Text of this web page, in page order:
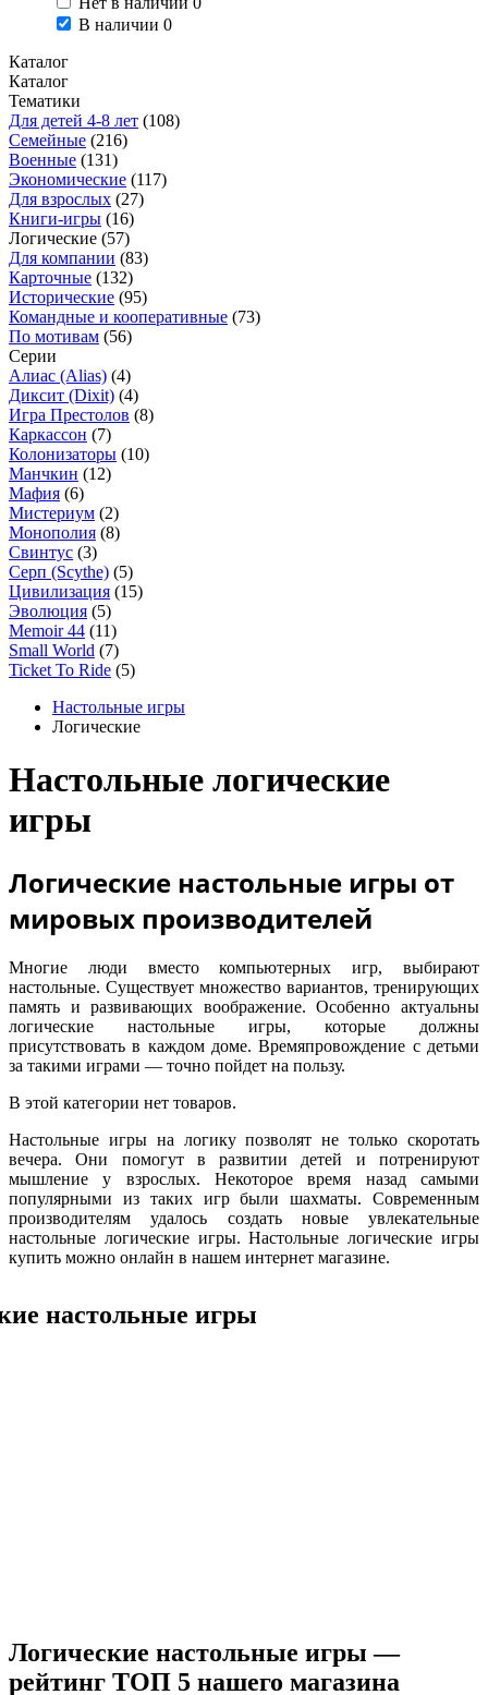
В наличии 0
Каталог
Каталог
Тематики
Для детей 4-8 лет (108)
Семейные (216)
Военные (131)
Экономические (117)
Для взрослых (27)
Книги-игры (16)
Логические (57)
Для компании (83)
Карточные (132)
Исторические (95)
Командные и кооперативные (73)
По мотивам (56)
Серии
Алиас (Alias) (4)
Диксит (Dixit) (4)
Игра Престолов (8)
Каркассон (7)
Колонизаторы (10)
Манчкин (12)
Мафия (6)
Мистериум (2)
Монополия (8)
Свинтус (3)
Серп (Scythe) (5)
Цивилизация (15)
Эволюция (5)
Memoir 44 (11)
Small World (7)
Ticket To Ride (5)
Настольные игры
Логические
Настольные логические
игры
Логические настольные игры от
мировых производителей
Многие люди вместо компьютерных игр, выбирают
настольные. Существует множество вариантов, тренирующих
память и развивающих воображение. Особенно актуальны
логические настольные игры, которые должны
присутствовать в каждом доме. Времяпровождение с детьми
за такими играми — точно пойдет на пользу.
В этой категории нет товаров.
Настольные игры на логику позволят не только скоротать
вечера. Они помогут в развитии детей и потренируют
мышление у взрослых. Некоторое время назад самыми
популярными из таких игр были шахматы. Современным
производителям удалось создать новые увлекательные
настольные логические игры. Настольные логические игры
купить можно онлайн в нашем интернет магазине.
Логические настольные игры —
рейтинг ТОП 5 нашего магазина